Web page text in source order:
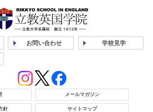
お問い合わせ 学校見学
メールマガジン
針 サイトマップ